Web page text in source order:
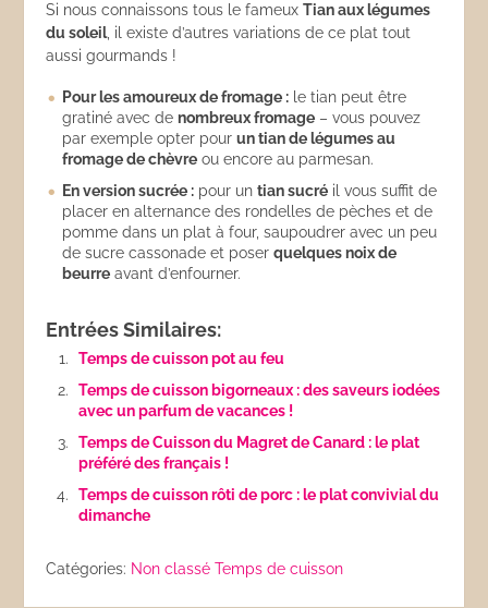
Si nous connaissons tous le fameuxTian aux légumes
du soleil, il existe d’autres variations de ce plat tout
aussi gourmands !
Pour les amoureux de fromage : le tian peut être
gratiné avec denombreux fromage – vous pouvez
par exemple opter pourun tian de légumes au
fromage de chèvre ou encore au parmesan.
En version sucrée : pour untian sucré il vous suffit de
placer en alternance des rondelles de pèches et de
pomme dans un plat à four, saupoudrer avec un peu
de sucre cassonade et poserquelques noix de
beurre avant d’enfourner.
Entrées Similaires:
Temps de cuisson pot au feu
Temps de cuisson bigorneaux : des saveurs iodées
avec un parfum de vacances !
Temps de Cuisson du Magret de Canard : le plat
préféré des français !
Temps de cuisson rôti de porc : le plat convivial du
dimanche
Catégories: Non classé Temps de cuisson